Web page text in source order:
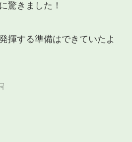
驚きました！
揮する準備はできていたよ